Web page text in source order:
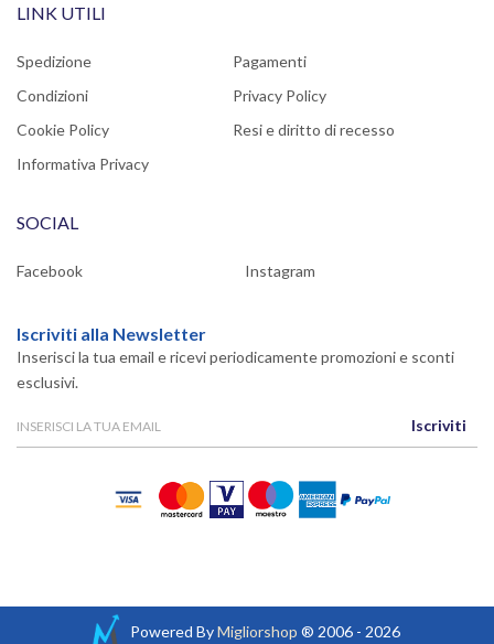
LINK UTILI
Spedizione
Pagamenti
Condizioni
Privacy Policy
Cookie Policy
Resi e diritto di recesso
Informativa Privacy
SOCIAL
Facebook Instagram
Iscriviti alla Newsletter
Inserisci la tua email e ricevi periodicamente promozioni e sconti
esclusivi.
Iscriviti
Powered ByMigliorshop ® 2006 - 2026